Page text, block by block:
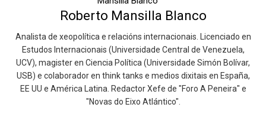
Roberto Mansilla Blanco
Analista de xeopolítica e relacións internacionais. Licenciado en
Estudos Internacionais (Universidade Central de Venezuela,
UCV), magister en Ciencia Política (Universidade Simón Bolívar,
USB) e colaborador en think tanks e medios dixitais en España,
EE UU e América Latina. Redactor Xefe de "Foro A Peneira" e
"Novas do Eixo Atlántico".